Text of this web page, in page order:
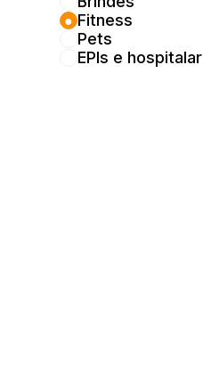
Fitness
Pets
EPIs e hospitalar